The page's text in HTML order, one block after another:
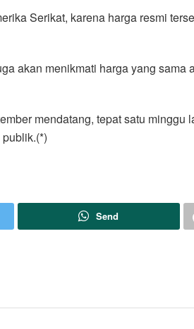
Serikat, karena harga resmi
akan menikmati harga yang sama
mendatang, tepat satu minggu
Send